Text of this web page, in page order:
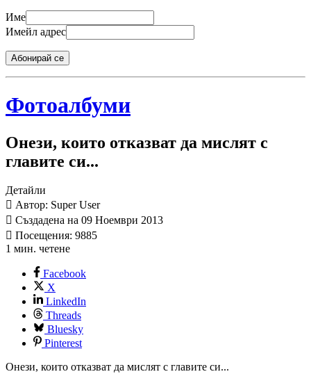
Име
Имейл адрес
Абонирай се
Фотоалбуми
Онези, които отказват да мислят с
главите си...
Детайли
Автор: Super User
Създадена на 09 Ноември 2013
Посещения: 9885
1 мин. четене
Facebook
X
LinkedIn
Threads
Bluesky
Pinterest
Онези, които отказват да мислят с главите си...